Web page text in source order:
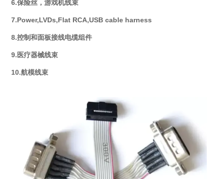
6.保险丝，游戏机线束
7.Power,LVDs,Flat RCA,USB cable harness
8.控制和面板接线电缆组件
9.医疗器械线束
10.航模线束